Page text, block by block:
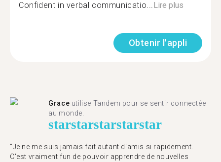
Confident in verbal communicatio...Lire plus
Obtenir l'appli
Grace utilise Tandem pour se sentir connectée
au monde.
starstarstarstarstar
"Je ne me suis jamais fait autant d'amis si rapidement.
C'est vraiment fun de pouvoir apprendre de nouvelles